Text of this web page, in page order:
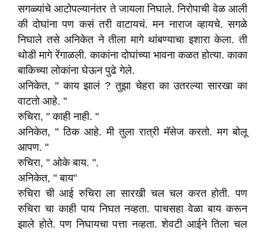
सगळ्यांचे आटोपल्यानंतर ते जायला निघाले. निरोपाची वेळ आली
की दोघांना पण कसं तरी वाटायचं. मन नाराज व्हायचे. सगळे
निघाले तसे अनिकेत ने तीला मागे थांबण्याचा इशारा केला. ती
थोडी मागे रेंगाळली. काकांना दोघांच्या भावना कळत होत्या. काका
बाकिच्या लोकांना घेऊन पुढे गेले.
अनिकेत, " काय झालं ? तुझा चेहरा का उतरल्या सारखा का
वाटतो आहे. "
रुचिरा, " काही नाही. "
अनिकेत, " ठिक आहे. मी तुला रात्री मॅसेज करतो. मग बोलू
आपण. "
रुचिरा, " ओके बाय. ".
अनिकेत, " बाय"
रुचिरा ची आई रुचिरा ला सारखी चल चल करत होती. पण
रुचिरा चा काही पाय निघत नव्हता. पाचसहा वेळा बाय करून
झाले होते. पण निघायचा पत्ता नव्हता. शेवटी आईने तिला चल